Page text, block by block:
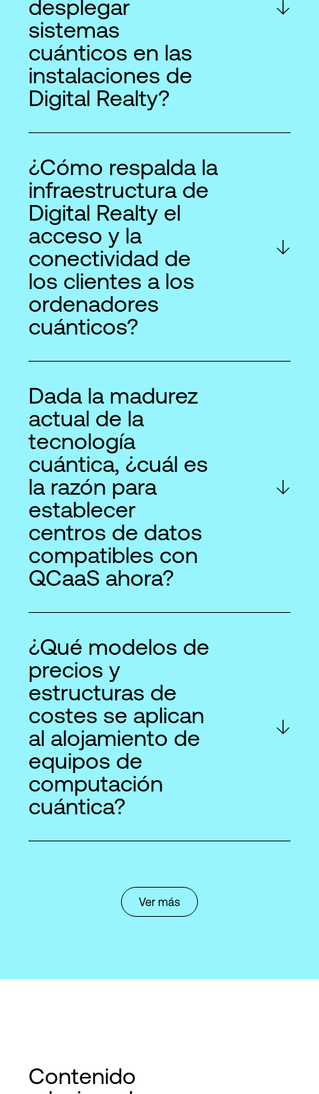
desplegar
sistemas
cuánticos en las
instalaciones de
Digital Realty?
¿Cómo respalda la
infraestructura de
Digital Realty el
acceso y la
conectividad de
los clientes a los
ordenadores
cuánticos?
Dada la madurez
actual de la
tecnología
cuántica, ¿cuál es
la razón para
establecer
centros de datos
compatibles con
QCaaS ahora?
¿Qué modelos de
precios y
estructuras de
costes se aplican
al alojamiento de
equipos de
computación
cuántica?
Ver más
Contenido